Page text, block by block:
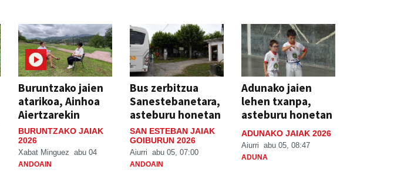
Buruntzako jaien
atarikoa, Ainhoa
Aiertzarekin
BURUNTZAKO JAIAK
2026
Xabat Minguez abu 04
ANDOAIN
Bus zerbitzua
Sanestebanetara,
asteburu honetan
SAN ESTEBAN JAIAK
GOIBURUN 2026
Aiurri abu 05, 07:00
ANDOAIN
Adunako jaien
lehen txanpa,
asteburu honetan
ADUNAKO JAIAK 2026
Aiurri abu 05, 08:47
ADUNA